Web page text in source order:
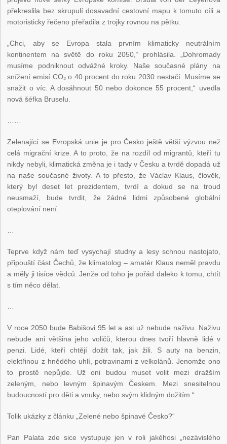
překreslila bez skrupulí dosavadní cestovní mapu k tomuto cíli a
motoristicky řečeno přeřadila z trojky rovnou na pětku.
„Chci, aby se Evropa stala prvním klimaticky neutrálním
kontinentem na světě do roku 2050,“ prohlásila. „Dohromady
musíme podniknout odvážné kroky. Naše současné plány na
snížení emisí CO₂ o 40 procent do roku 2030 nestačí. Musíme se
snažit o víc. A dosáhnout 50 nebo dokonce 55 procent,“ uvedla
nová šéfka Bruselu.
……
Zelenající se Evropská unie je pro Česko ještě větší výzvou než
celá migrační krize. A to proto, že na rozdíl od migrantů, kteří tu
nikdy nebyli, klimatická změna je i tady v Česku a tvrdě dopadá už
na naše současné životy. A to přesto, že Václav Klaus, člověk,
který byl deset let prezidentem, tvrdí a dokud se na troud
neusmaží, bude tvrdit, že žádné lidmi způsobené globální
oteplování není.
…
Teprve když nám teď vysychají studny a lesy schnou nastojato,
připouští část Čechů, že klimatolog – amatér Klaus neměl pravdu
a měly ji tisíce vědců. Jenže od toho je pořád daleko k tomu, chtít
s tím něco dělat.
…
V roce 2050 bude Babišovi 95 let a asi už nebude naživu. Naživu
nebude ani většina jeho voličů, kterou dnes tvoří hlavně lidé v
penzi. Lidé, kteří chtějí dožít tak, jak žili. S auty na benzin,
elektřinou z hnědého uhlí, potravinami z velkolánů. Jenomže ono
to prostě nepůjde. Už oni budou muset volit mezi dražším
zeleným, nebo levným špinavým Českem. Mezi snesitelnou
budoucností pro děti a vnuky, nebo svým klidným dožitím.“
Tolik ukázky z článku „Zelené nebo špinavé Česko?“
Pan Palata zde sice vystupuje jen v roli jakéhosi „nezávislého